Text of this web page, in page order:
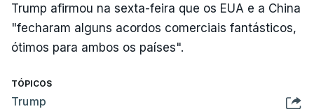
Trump afirmou na sexta-feira que os EUA e a China
"fecharam alguns acordos comerciais fantásticos,
ótimos para ambos os países".
TÓPICOS
Trump